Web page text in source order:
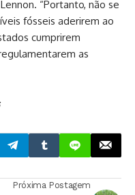
“Portanto, não se
fósseis aderirem ao
cumprirem
as
Próxima Postagem